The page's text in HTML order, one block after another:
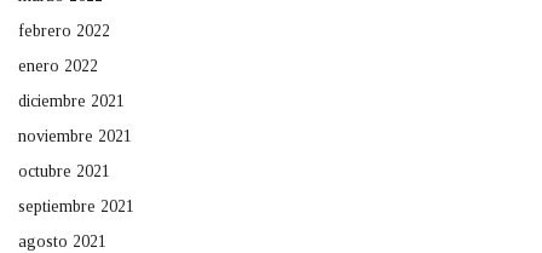
febrero 2022
enero 2022
diciembre 2021
noviembre 2021
octubre 2021
septiembre 2021
agosto 2021